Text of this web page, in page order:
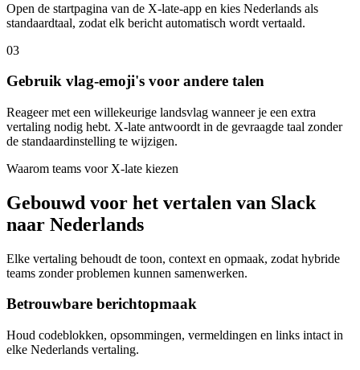
Open de startpagina van de X-late-app en kies Nederlands als
standaardtaal, zodat elk bericht automatisch wordt vertaald.
03
Gebruik vlag-emoji's voor andere talen
Reageer met een willekeurige landsvlag wanneer je een extra
vertaling nodig hebt. X-late antwoordt in de gevraagde taal zonder
de standaardinstelling te wijzigen.
Waarom teams voor X-late kiezen
Gebouwd voor het vertalen van Slack
naar Nederlands
Elke vertaling behoudt de toon, context en opmaak, zodat hybride
teams zonder problemen kunnen samenwerken.
Betrouwbare berichtopmaak
Houd codeblokken, opsommingen, vermeldingen en links intact in
elke Nederlands vertaling.